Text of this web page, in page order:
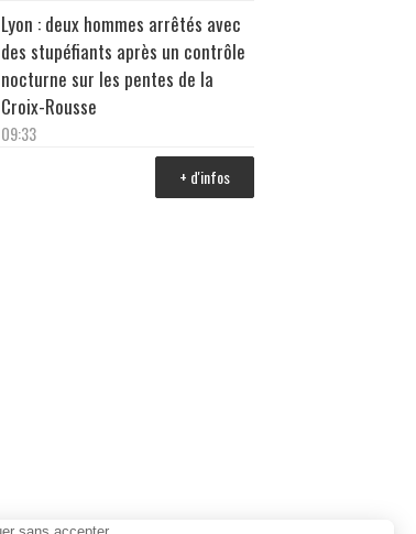
Lyon : deux hommes arrêtés avec
des stupéfiants après un contrôle
nocturne sur les pentes de la
Croix-Rousse
09:33
+ d'infos